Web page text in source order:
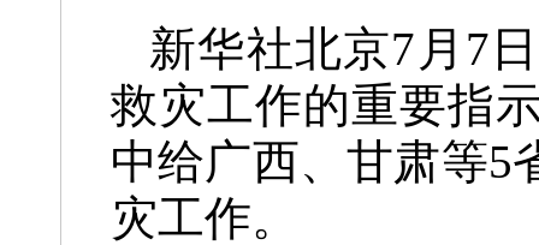
新华社北京7月7
救灾工作的重要指
中给广西、甘肃等5
灾工作。